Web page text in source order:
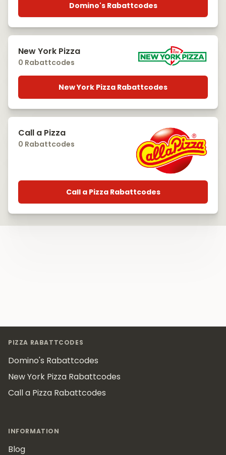
Domino's Rabattcodes
New York Pizza
0 Rabattcodes
New York Pizza Rabattcodes
Call a Pizza
0 Rabattcodes
Call a Pizza Rabattcodes
PIZZA RABATTCODES
Domino's Rabattcodes
New York Pizza Rabattcodes
Call a Pizza Rabattcodes
INFORMATION
Blog